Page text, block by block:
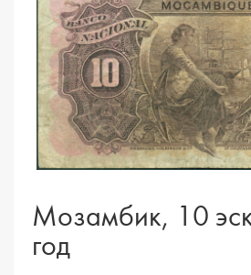
Мозамбик, 10
год